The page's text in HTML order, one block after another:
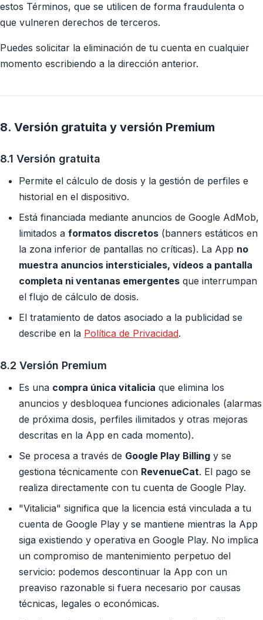
estos Términos, que se utilicen de forma fraudulenta o
que vulneren derechos de terceros.
Puedes solicitar la eliminación de tu cuenta en cualquier
momento escribiendo a la dirección anterior.
8. Versión gratuita y versión Premium
8.1 Versión gratuita
Permite el cálculo de dosis y la gestión de perfiles e
historial en el dispositivo.
Está financiada mediante anuncios de Google AdMob,
limitados a formatos discretos (banners estáticos en
la zona inferior de pantallas no críticas). La App no
muestra anuncios intersticiales, vídeos a pantalla
completa ni ventanas emergentes que interrumpan
el flujo de cálculo de dosis.
El tratamiento de datos asociado a la publicidad se
describe en la Política de Privacidad.
8.2 Versión Premium
Es una compra única vitalicia que elimina los
anuncios y desbloquea funciones adicionales (alarmas
de próxima dosis, perfiles ilimitados y otras mejoras
descritas en la App en cada momento).
Se procesa a través de Google Play Billing y se
gestiona técnicamente con RevenueCat. El pago se
realiza directamente con tu cuenta de Google Play.
"Vitalicia" significa que la licencia está vinculada a tu
cuenta de Google Play y se mantiene mientras la App
siga existiendo y operativa en Google Play. No implica
un compromiso de mantenimiento perpetuo del
servicio: podemos descontinuar la App con un
preaviso razonable si fuera necesario por causas
técnicas, legales o económicas.